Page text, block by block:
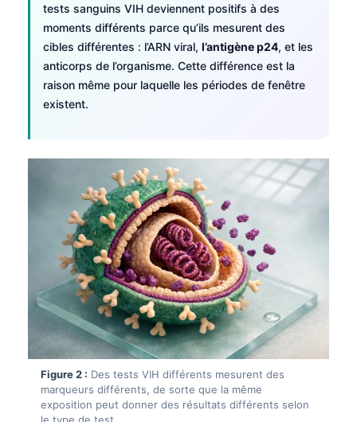
tests sanguins VIH deviennent positifs à des
moments différents parce qu’ils mesurent des
cibles différentes : l’ARN viral, l’antigène p24, et les
anticorps de l’organisme. Cette différence est la
raison même pour laquelle les périodes de fenêtre
existent.
Figure 2 : Des tests VIH différents mesurent des
marqueurs différents, de sorte que la même
exposition peut donner des résultats différents selon